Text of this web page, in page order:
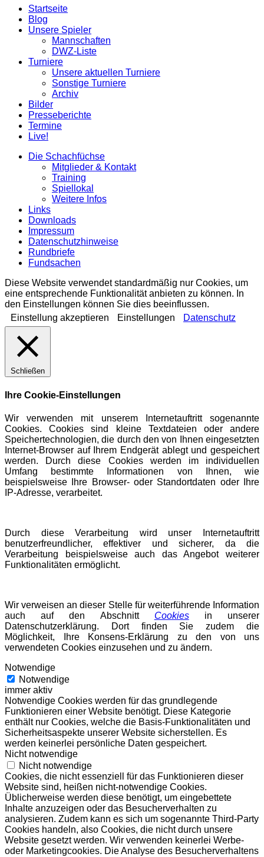
oben
scrollen
Startseite
Blog
Unsere Spieler
Mannschaften
DWZ-Liste
Turniere
Unsere aktuellen Turniere
Sonstige Turniere
Archiv
Bilder
Presseberichte
Termine
Live!
Die Schachfüchse
Mitglieder & Kontakt
Training
Spiellokal
Weitere Infos
Links
Downloads
Impressum
Datenschutzhinweise
Rundbriefe
Fundsachen
Diese Website verwendet standardmäßig nur Cookies, um
eine entsprechende Funktionalität anbieten zu können. In
den Einstellungen können Sie dies beeinflussen.
Einstellung akzeptieren
Einstellungen Datenschutz
Schließen
Ihre Cookie-Einstellungen
Wir verwenden mit unserem Internetauftritt sogenannte
Cookies. Cookies sind kleine Textdateien oder andere
Speichertechnologien, die durch den von Ihnen eingesetzten
Internet-Browser auf Ihrem Endgerät ablegt und gespeichert
werden. Durch diese Cookies werden im individuellen
Umfang bestimmte Informationen von Ihnen, wie
beispielsweise Ihre Browser- oder Standortdaten oder Ihre
IP-Adresse, verarbeitet.
Durch diese Verarbeitung wird unser Internetauftritt
benutzerfreundlicher, effektiver und sicherer, da die
Verarbeitung beispielsweise auch das Angebot weiterer
Funktionalitäten ermöglicht.
Wir verweisen an dieser Stelle für weiterführende Information
auch auf den Abschnitt Cookiesin unserer
Datenschutzerklärung. Dort finden Sie zudem die
Möglichkeit, Ihre Konsens-Erklärung zu den von uns
verwendeten Cookies einzusehen und zu ändern.
Notwendige
Notwendige
immer aktiv
Notwendige Cookies werden für das grundlegende
Funktionieren einer Website benötigt. Diese Kategorie
enthält nur Cookies, welche die Basis-Funktionalitäten und
Sicherheitsaspekte unserer Website sicherstellen. Es
werden keinerlei persönliche Daten gespeichert.
Nicht notwendige
Nicht notwendige
Cookies, die nicht essenziell für das Funktionieren dieser
Website sind, heißen nicht-notwendige Cookies.
Üblicherweise werden diese benötigt, um eingebettete
Inhalte anzuzeigen oder das Besucherverhalten zu
analysieren. Zudem kann es sich um sogenannte Third-Party
Cookies handeln, also Cookies, die nicht durch unsere
Website gesetzt werden. Wir verwenden keinerlei Werbe-
oder Marketingcookies. Die Analyse des Besucherverhaltens